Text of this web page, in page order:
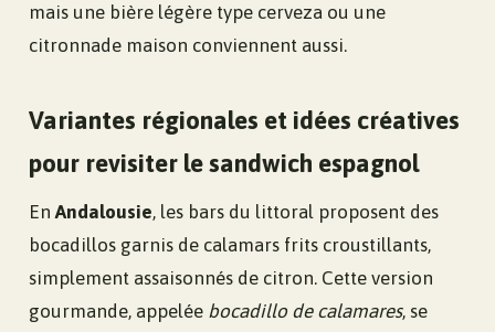
mais une bière légère type cerveza ou une
citronnade maison conviennent aussi.
Variantes régionales et idées créatives
pour revisiter le sandwich espagnol
En Andalousie, les bars du littoral proposent des
bocadillos garnis de calamars frits croustillants,
simplement assaisonnés de citron. Cette version
gourmande, appelée bocadillo de calamares, se